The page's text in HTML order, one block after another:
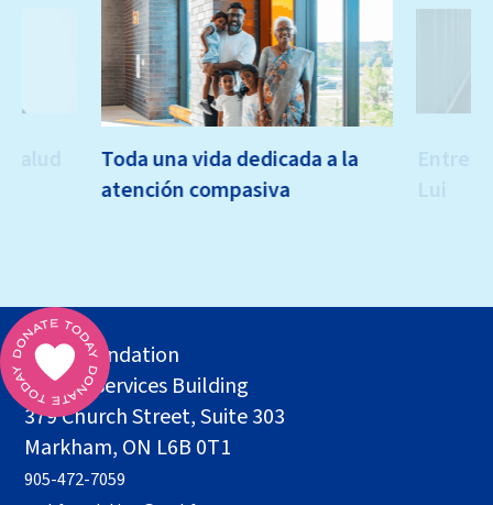
Toda una vida dedicada a la
atención compasiva
MSH Foundation
Health Services Building
379 Church Street, Suite 303
Markham, ON L6B 0T1
905-472-7059